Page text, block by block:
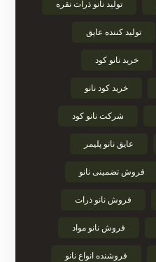
تولید نانو ذرات نقره
تولید کننده عایق
خرید نانو کود
خرید کود نانو
شرکت نانو کود
عایق نانو پلیمر
فروش تضمینی نانو
فروش نانو ذرات
فروش نانو مواد
فروشنده انواع نانو